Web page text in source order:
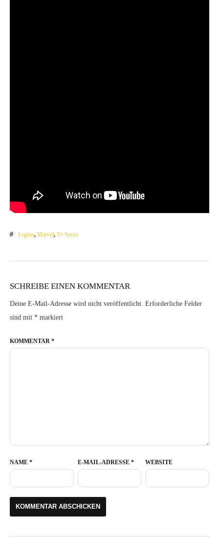
Legion, Marvel, Tv Series
SCHREIBE EINEN KOMMENTAR
Deine E-Mail-Adresse wird nicht veröffentlicht. Erforderliche Felder
sind mit * markiert
KOMMENTAR *
NAME * E-MAIL-ADRESSE * WEBSITE